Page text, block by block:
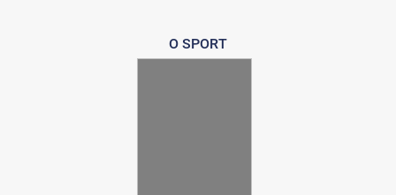
O SPORT